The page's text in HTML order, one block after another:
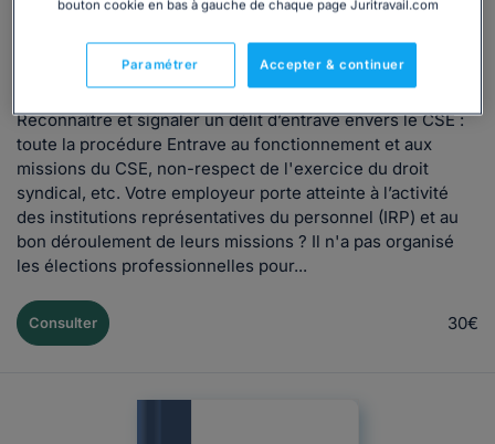
faire face
Rédigé par L'équipe Juritravail, mis à jour le 02/08/2023
Reconnaître et signaler un délit d’entrave envers le CSE :
toute la procédure Entrave au fonctionnement et aux
missions du CSE, non-respect de l'exercice du droit
syndical, etc. Votre employeur porte atteinte à l’activité
des institutions représentatives du personnel (IRP) et au
bon déroulement de leurs missions ? Il n'a pas organisé
les élections professionnelles pour...
Consulter 30€
bouton cookie en bas à gauche de chaque page Juritravail.com
Accepter & continuer
Paramétrer